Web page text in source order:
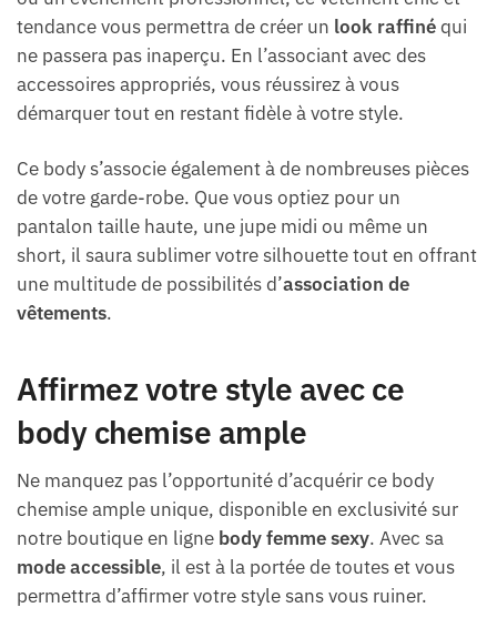
tendance vous permettra de créer un look raffinéqui
ne passera pas inaperçu. En l’associant avec des
accessoires appropriés, vous réussirez à vous
démarquer tout en restant fidèle à votre style.
Ce body s’associe également à de nombreuses pièces
de votre garde-robe. Que vous optiez pour un
pantalon taille haute, une jupe midi ou même un
short, il saura sublimer votre silhouette tout en offrant
une multitude de possibilités d’association de
vêtements.
Affirmez votre style avec ce
body chemise ample
Ne manquez pas l’opportunité d’acquérir ce body
chemise ample unique, disponible en exclusivité sur
notre boutique en ligne body femme sexy. Avec sa
mode accessible, il est à la portée de toutes et vous
permettra d’affirmer votre style sans vous ruiner.